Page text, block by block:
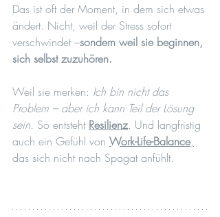
Das ist oft der Moment, in dem sich etwas
ändert. Nicht, weil der Stress sofort
verschwindet –sondern weil sie beginnen,
sich selbst zuzuhören.
Weil sie merken: Ich bin nicht das
Problem – aber ich kann Teil der Lösung
sein. So entsteht Resilienz. Und langfristig
auch ein Gefühl von Work-Life-Balance,
das sich nicht nach Spagat anfühlt.